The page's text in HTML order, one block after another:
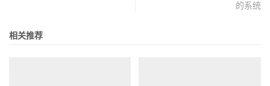
的系统
相关推荐